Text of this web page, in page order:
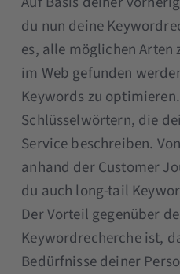
du nun deine
es, alle möglichen
im Web gefunden
Keywords zu
Schlüsselwörtern, die
Service beschreiben.
anhand der Customer
du auch long-tail
Der Vorteil gegenüber
Keywordrecherche ist,
Bedürfnisse deiner